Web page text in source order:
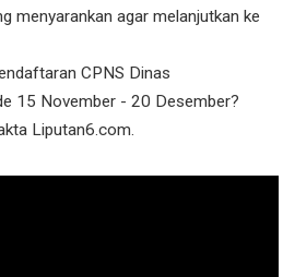
menyarankan agar melanjutkan ke
CPNS Dinas
15 November - 20 Desember?
Liputan6.com.